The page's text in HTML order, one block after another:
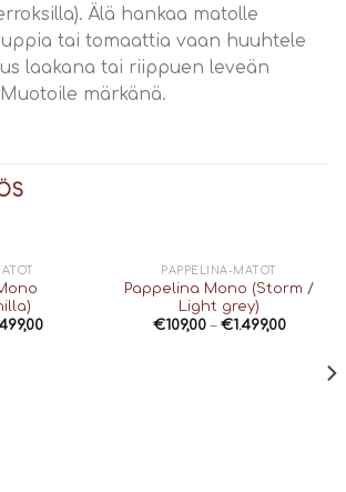
Älä hankaa matolle
tai tomaattia vaan huuhtele
laakana tai riippuen leveän
märkänä.
PAPPELINA-MATOT
Pappelina Mono (Storm /
Light grey)
€109,00– €1.499,00